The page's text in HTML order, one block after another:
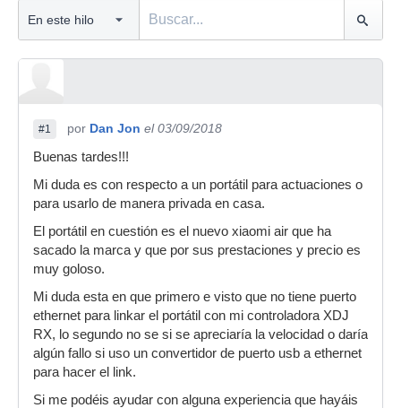
#1 por Dan Jon el 03/09/2018
Buenas tardes!!!
Mi duda es con respecto a un portátil para actuaciones o
para usarlo de manera privada en casa.
El portátil en cuestión es el nuevo xiaomi air que ha
sacado la marca y que por sus prestaciones y precio es
muy goloso.
Mi duda esta en que primero e visto que no tiene puerto
ethernet para linkar el portátil con mi controladora XDJ
RX, lo segundo no se si se apreciaría la velocidad o daría
algún fallo si uso un convertidor de puerto usb a ethernet
para hacer el link.
Si me podéis ayudar con alguna experiencia que hayáis